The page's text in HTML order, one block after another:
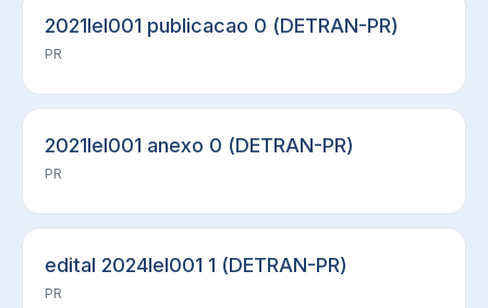
2021lel001 publicacao 0 (DETRAN-PR)
PR
2021lel001 anexo 0 (DETRAN-PR)
PR
edital 2024lel001 1 (DETRAN-PR)
PR